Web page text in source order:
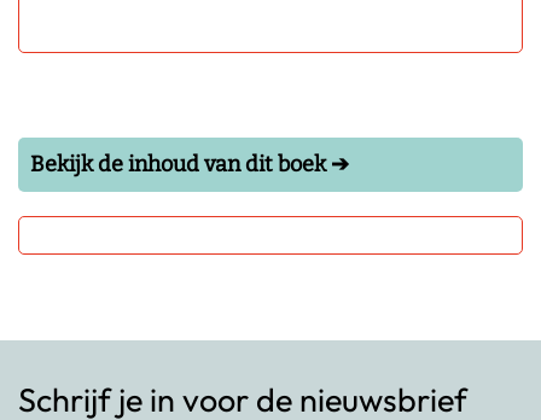
Bekijk de inhoud van dit boek ➔
Schrijf je in voor de nieuwsbrief